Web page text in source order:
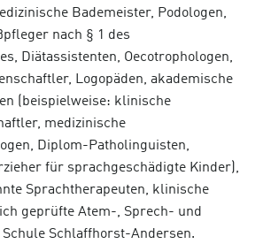
Bademeister, Podologen,
nach § 1 des
Diätassistenten, Oecotrophologen,
Logopäden, akademische
(beispielweise: klinische
medizinische
Diplom-Patholinguisten,
für sprachgeschädigte Kinder),
Sprachtherapeuten, klinische
geprüfte Atem-, Sprech- und
Schlaffhorst-Andersen.